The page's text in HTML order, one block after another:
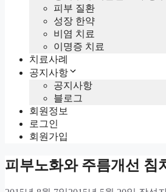
피부 질환
성장 한약
비염 치료
이명증 치료
치료사례
공지사항
공지사항
블로그
회원정보
로그인
회원가입
피부노화와 주름개선 침